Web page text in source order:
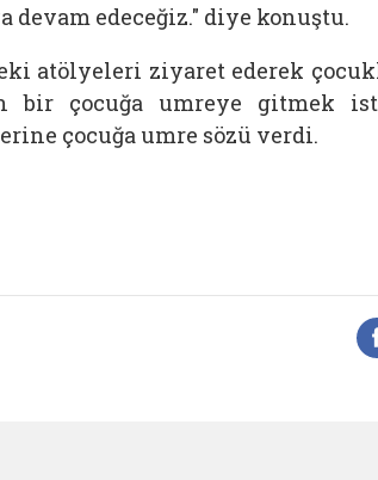
edeceğiz." diye konuştu.
atölyeleri ziyaret ederek
bir çocuğa umreye gitmek
çocuğa umre sözü verdi.